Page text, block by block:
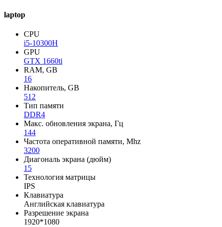
laptop
CPU
i5-10300H
GPU
GTX 1660ti
RAM, GB
16
Накопитель, GB
512
Тип памяти
DDR4
Макс. обновления экрана, Гц
144
Частота оперативной памяти, Mhz
3200
Диагональ экрана (дюйм)
15
Технология матрицы
IPS
Клавиатура
Английская клавиатура
Разрешение экрана
1920*1080